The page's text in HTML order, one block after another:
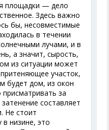
площадки — дело
Здесь важно
бы, несовместимые
в течении
лучами, и в
а значит, сырость,
из ситуации может
участок,
будет дом, из окон
за
составляет
Не стоит
в низине, это